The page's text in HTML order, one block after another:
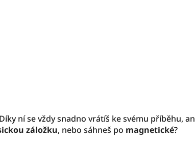
ní se vždy snadno vrátíš ke svému příběhu,
záložku, nebo sáhneš po magnetické?